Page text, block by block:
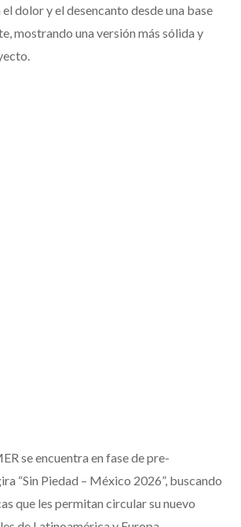
dolor y el desencanto desde una base
mostrando una versión más sólida y
se encuentra en fase de pre-
“Sin Piedad – México 2026”, buscando
que les permitan circular su nuevo